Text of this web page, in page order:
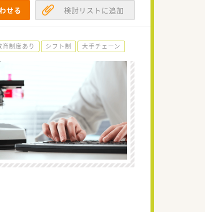
せる 検討リストに追加
育制度あり シフト制 大手チェーン